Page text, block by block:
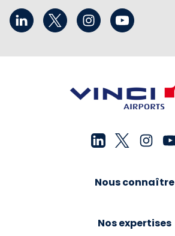
Nous connaître
Nos expertises